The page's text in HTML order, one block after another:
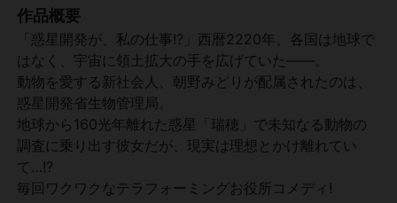
作品概要
「惑星開発が、私の仕事!?」西暦2220年、各国は地球で
はなく、宇宙に領土拡大の手を広げていた――。
動物を愛する新社会人、朝野みどりが配属されたのは、
惑星開発省生物管理局。
地球から160光年離れた惑星「瑞穂」で未知なる動物の
調査に乗り出す彼女だが、現実は理想とかけ離れてい
て…!?
毎回ワクワクなテラフォーミングお役所コメディ!